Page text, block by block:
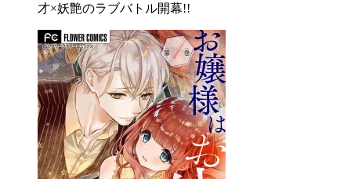
才×妖艶のラブバトル開幕!!